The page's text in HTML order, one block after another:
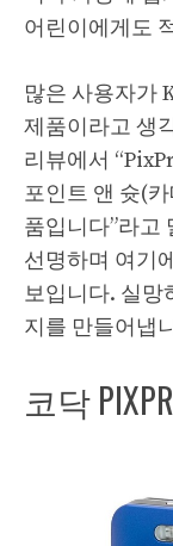
어린이에게도
많은 사용자가
제품이라고 생
리뷰에서
포인트 앤 슛(
품입니다”라고
선명하며 여기
보입니다. 실망
지를 만들어냅
코닥